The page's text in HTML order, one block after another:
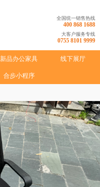
全国统一销售热线
400 868 1688
大客户服务专线
0755 8101 9999
新品办公家具 线下展厅
合步小程序